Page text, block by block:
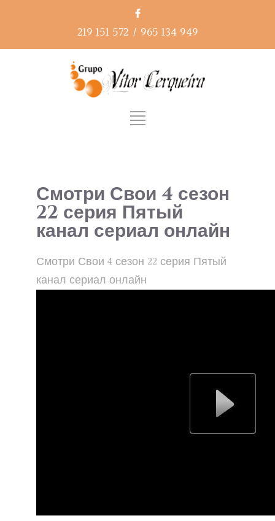
219 151 572 / 965 134 949
Смотри Свои 4 сезон
22 серия Пятый
канал сериал онлайн
Смотри Свои 4 сезон 22 серия Пятый
канал сериал онлайн